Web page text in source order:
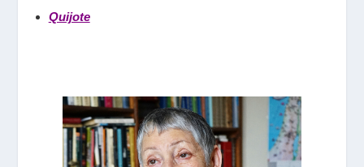
Quijote